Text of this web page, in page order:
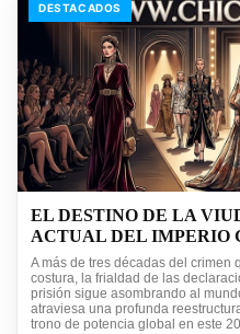
DESTACADOS
EL DESTINO DE LA
ACTUAL DEL IMPERIO
A más de tres décadas del crimen
costura, la frialdad de las
prisión sigue asombrando al
atraviesa una profunda
trono de potencia global en este